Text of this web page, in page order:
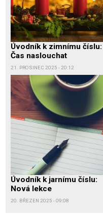
Úvodník k zimnímu číslu:
Čas naslouchat
21. PROSINEC 2025 - 20:12
Úvodník k jarnímu číslu:
Nová lekce
20. BŘEZEN 2025 - 09:08